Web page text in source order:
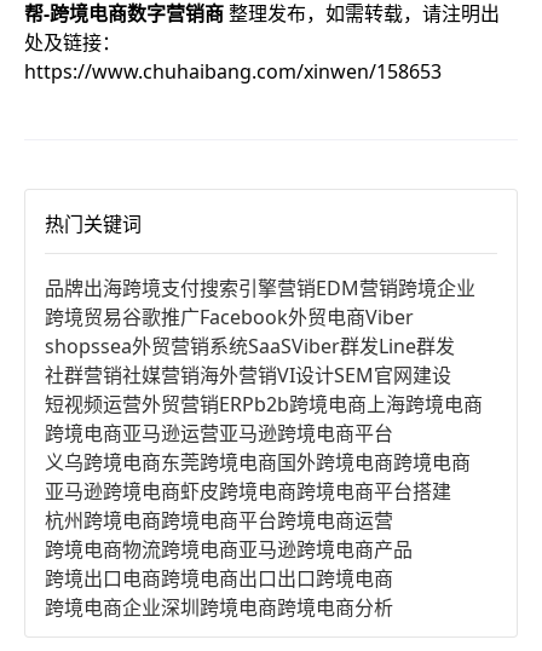
帮-跨境电商数字营销商整理发布，如需转载，请注明出
处及链接：
https://www.chuhaibang.com/xinwen/158653
热门关键词
品牌出海跨境支付搜索引擎营销EDM营销跨境企业
跨境贸易谷歌推广Facebook外贸电商Viber
shopssea外贸营销系统SaaSViber群发Line群发
社群营销社媒营销海外营销VI设计SEM官网建设
短视频运营外贸营销ERPb2b跨境电商上海跨境电商
跨境电商亚马逊运营亚马逊跨境电商平台
义乌跨境电商东莞跨境电商国外跨境电商跨境电商
亚马逊跨境电商虾皮跨境电商跨境电商平台搭建
杭州跨境电商跨境电商平台跨境电商运营
跨境电商物流跨境电商亚马逊跨境电商产品
跨境出口电商跨境电商出口出口跨境电商
跨境电商企业深圳跨境电商跨境电商分析
进口跨境电商跨境电商服务广州跨境电商